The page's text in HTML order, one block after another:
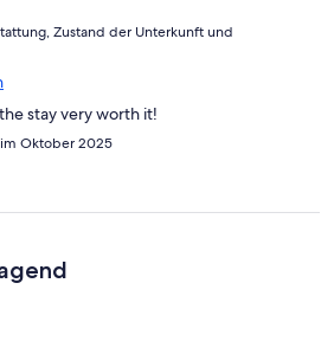
Zustand der Unterkunft und
stay very worth it!
Oktober 2025